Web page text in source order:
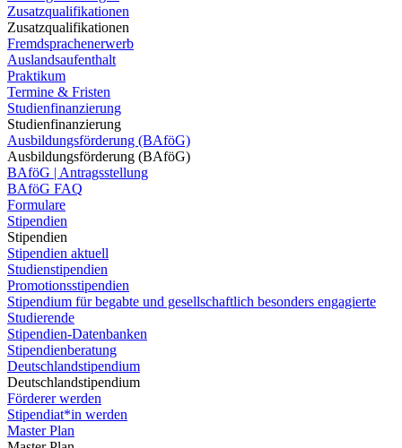
Zusatzqualifikationen
Zusatzqualifikationen
Fremdsprachenerwerb
Auslandsaufenthalt
Praktikum
Termine & Fristen
Studienfinanzierung
Studienfinanzierung
Ausbildungsförderung (BAföG)
Ausbildungsförderung (BAföG)
BAföG | Antragsstellung
BAföG FAQ
Formulare
Stipendien
Stipendien
Stipendien aktuell
Studienstipendien
Promotionsstipendien
Stipendium für begabte und gesellschaftlich besonders engagierte
Studierende
Stipendien-Datenbanken
Stipendienberatung
Deutschlandstipendium
Deutschlandstipendium
Förderer werden
Stipendiat*in werden
Master Plan